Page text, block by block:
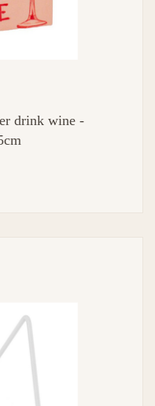
drink wine -